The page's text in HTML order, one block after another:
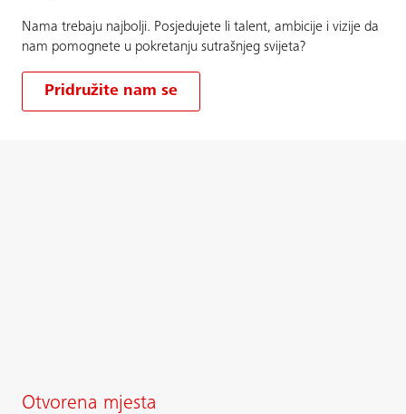
Nama trebaju najbolji. Posjedujete li talent, ambicije i vizije da
nam pomognete u pokretanju sutrašnjeg svijeta?
Pridružite nam se
Otvorena mjesta